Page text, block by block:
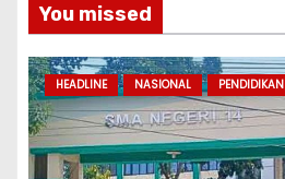
You missed
HEADLINE NASIONAL PENDIDIKAN